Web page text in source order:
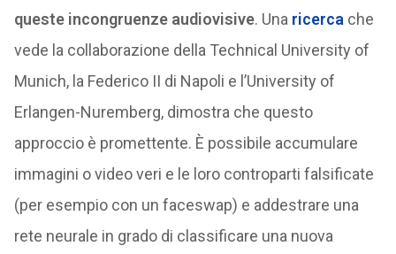
queste incongruenze audiovisive. Unaricercache
vede la collaborazione della Technical University of
Munich, la Federico II di Napoli e l’University of
Erlangen-Nuremberg, dimostra che questo
approccio è promettente. È possibile accumulare
immagini o video veri e le loro controparti falsificate
(per esempio con un faceswap) e addestrare una
rete neurale in grado di classificare una nuova